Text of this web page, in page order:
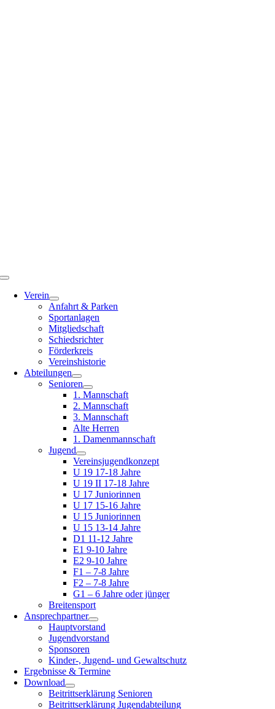
Toggle
NavigationVerein
Anfahrt & Parken
Sportanlagen
Mitgliedschaft
Schiedsrichter
Förderkreis
Vereinshistorie
Abteilungen
Senioren
1. Mannschaft
2. Mannschaft
3. Mannschaft
Alte Herren
1. Damenmannschaft
Jugend
Vereinsjugendkonzept
U 19 17-18 Jahre
U 19 II 17-18 Jahre
U 17 Juniorinnen
U 17 15-16 Jahre
U 15 Juniorinnen
U 15 13-14 Jahre
D1 11-12 Jahre
E1 9-10 Jahre
E2 9-10 Jahre
F1 – 7-8 Jahre
F2 – 7-8 Jahre
G1 – 6 Jahre oder jünger
Breitensport
Ansprechpartner
Hauptvorstand
Jugendvorstand
Sponsoren
Kinder-, Jugend- und Gewaltschutz
Ergebnisse & Termine
Download
Beitrittserklärung Senioren
Beitrittserklärung Jugendabteilung